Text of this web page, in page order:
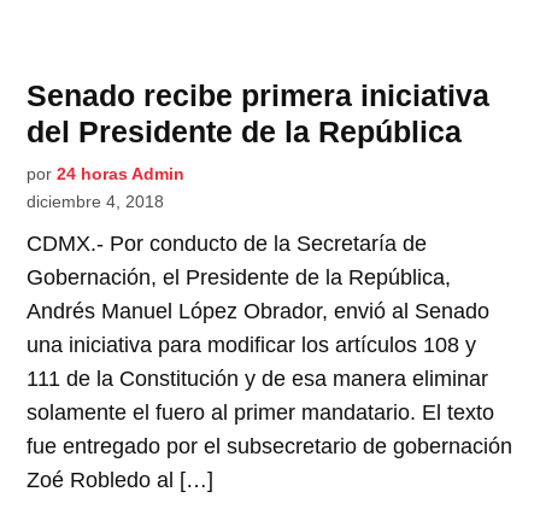
Senado recibe primera iniciativa
del Presidente de la República
por 24 horas Admin
diciembre 4, 2018
CDMX.- Por conducto de la Secretaría de
Gobernación, el Presidente de la República,
Andrés Manuel López Obrador, envió al Senado
una iniciativa para modificar los artículos 108 y
111 de la Constitución y de esa manera eliminar
solamente el fuero al primer mandatario. El texto
fue entregado por el subsecretario de gobernación
Zoé Robledo al […]